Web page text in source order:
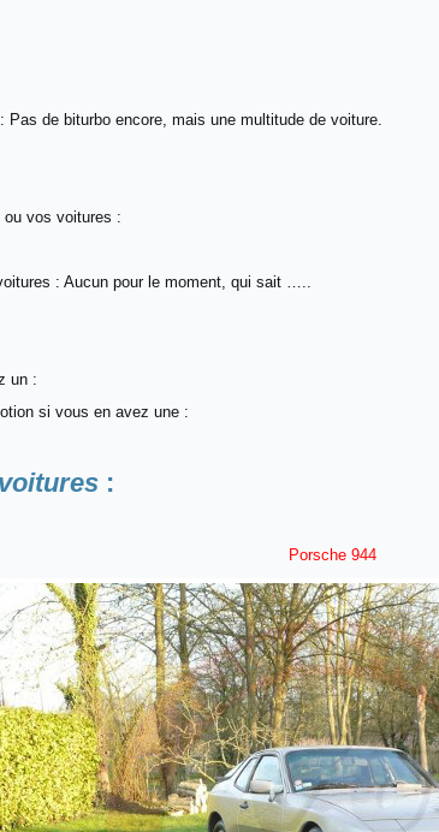
Pas de biturbo encore, mais une multitude de voiture.
ou vos voitures :
: Aucun pour le moment, qui sait …..
un :
si vous en avez une :
:
Porsche 944